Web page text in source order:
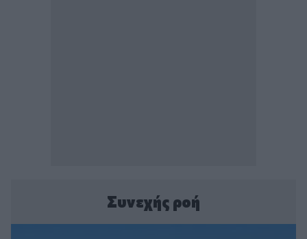
Συνεχής ροή